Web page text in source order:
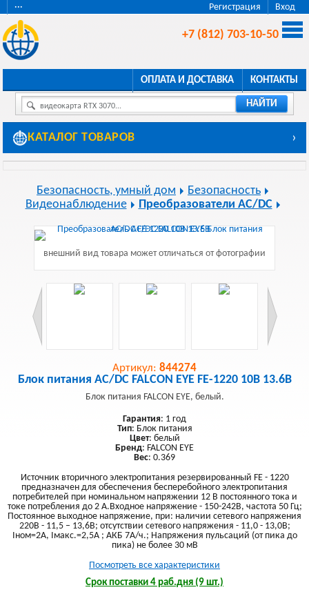
Регистрация Вход
···
+7 (812) 703-10-50
ОПЛАТА И ДОСТАВКА КОНТАКТЫ
видеокарта RTX 3070... НАЙТИ
КАТАЛОГ ТОВАРОВ ›
Безопасность, умный дом
Безопасность
Видеонаблюдение
Преобразователи AC/DC
внешний вид товара может отличаться от фотографии
Артикул: 844274
Блок питания AC/DC FALCON EYE FE-1220 10В 13.6В
Блок питания FALCON EYE, белый.
Гарантия: 1 год
Тип: Блок питания
Цвет: белый
Бренд: FALCON EYE
Вес: 0.369
Источник вторичного электропитания резервированный FE - 1220
предназначен для обеспечения бесперебойного электропитания
потребителей при номинальном напряжении 12 В постоянного тока и
токе потребления до 2 А.Входное напряжение - 150-242В, частота 50 Гц;
Постоянное выходное напряжение, при: наличии сетевого напряжения
220В - 11,5 – 13,6В; отсутствии сетевого напряжения - 11,0 - 13,0В;
Iном=2А, Iмакс.=2,5А ; АКБ 7А/ч.; Напряжения пульсаций (от пика до
пика) не более 30 мВ
Посмотреть все характеристики
Срок поставки 4 раб.дня (9 шт.)